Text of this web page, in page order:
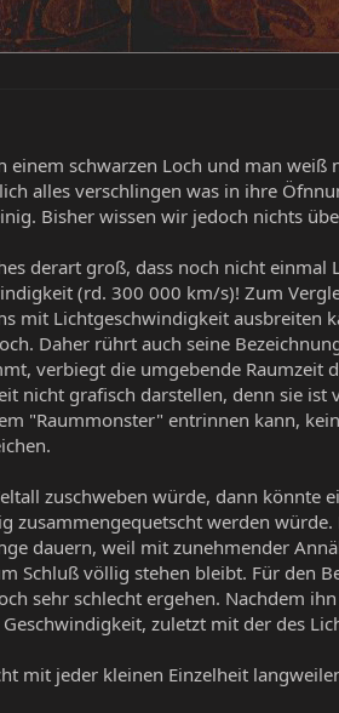
schwarzen Loch und man
alles verschlingen was in ihre
Bisher wissen wir jedoch nichts
derart groß, dass noch nicht
(rd. 300 000 km/s)! Zum
mit Lichtgeschwindigkeit ausbreiten
Daher rührt auch seine
verbiegt die umgebende Raumzeit
nicht grafisch darstellen, denn sie ist
"Raummonster" entrinnen kann,
zuschweben würde, dann könnte
zusammengequetscht werden
dauern, weil mit zunehmender
Schluß völlig stehen bleibt. Für den
sehr schlecht ergehen. Nachdem
zuletzt mit der des
mit jeder kleinen Einzelheit